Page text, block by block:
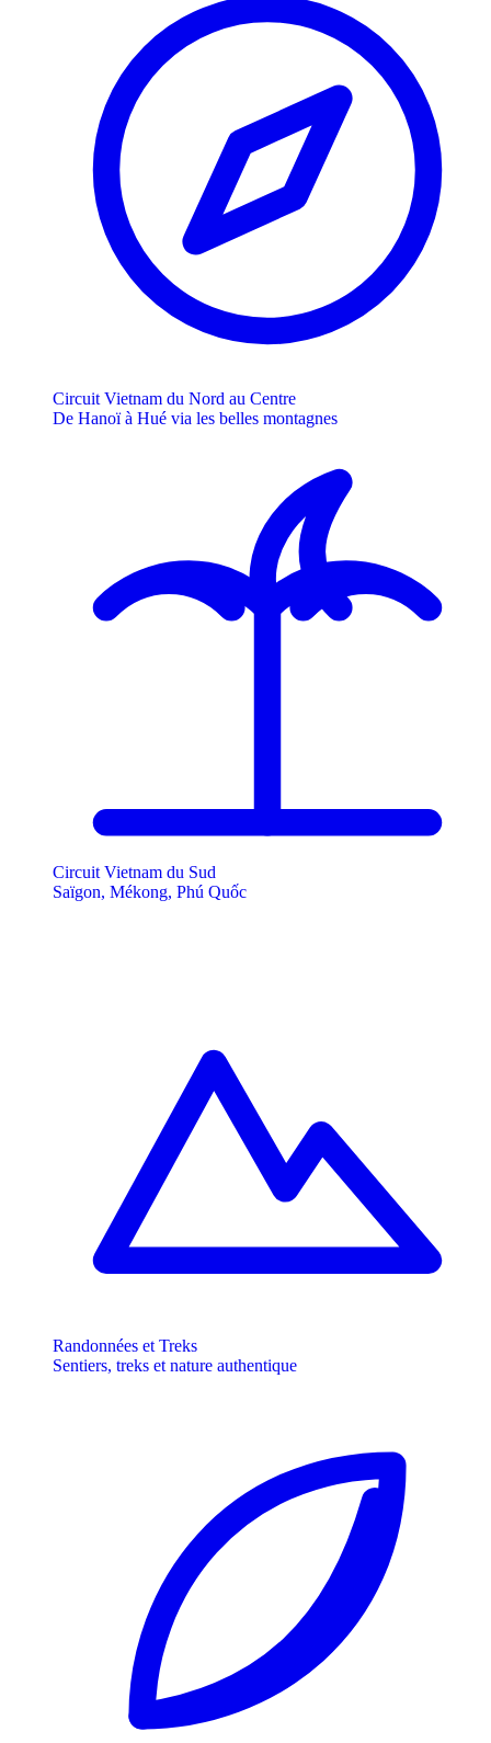
Circuit Vietnam du Nord au Centre
De Hanoï à Hué via les belles montagnes
Circuit Vietnam du Sud
Saïgon, Mékong, Phú Quốc
Randonnées et Treks
Sentiers, treks et nature authentique